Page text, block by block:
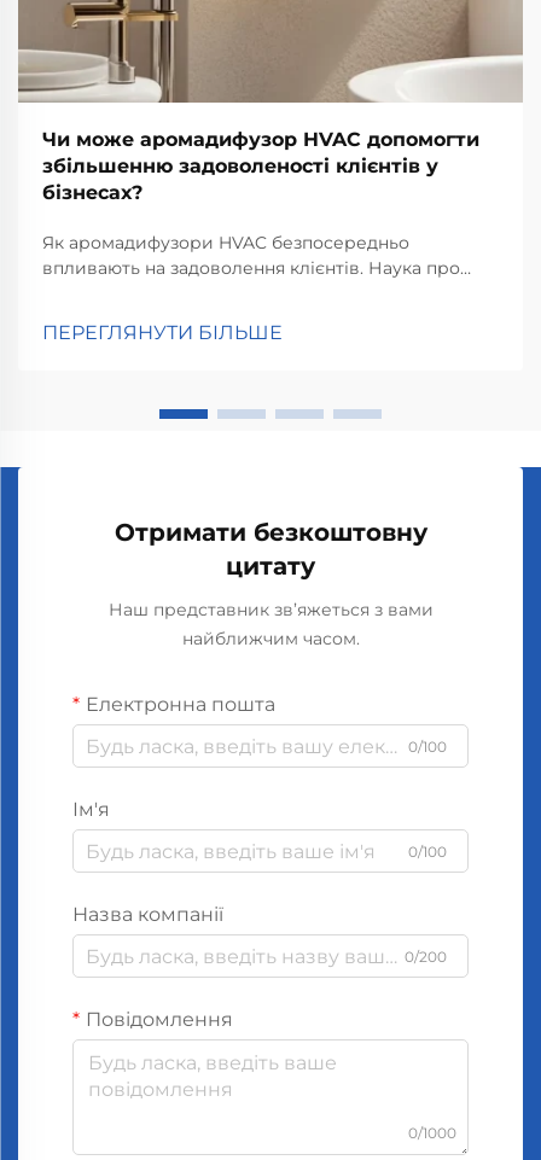
Чи може аромадифузор HVAC допомогти
збільшенню задоволеності клієнтів у
бізнесах?
Як аромадифузори HVAC безпосередньо
впливають на задоволення клієнтів. Наука про
велике значення, коли мова йде про збереження
ПЕРЕГЛЯНУТИ БІЛЬШЕ
Отримати безкоштовну
цитату
Наш представник зв’яжеться з вами
найближчим часом.
Електронна пошта
0/100
Ім'я
0/100
Назва компанії
0/200
Повідомлення
0/1000